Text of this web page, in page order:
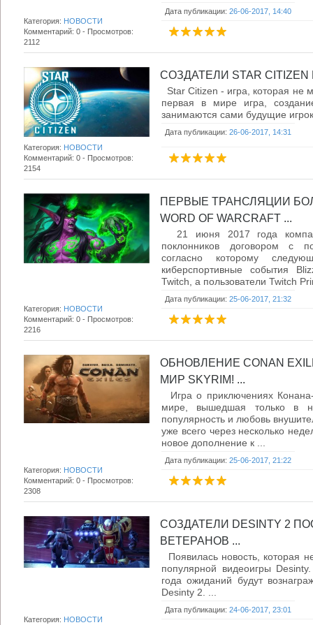
Дата публикации: 26-06-2017, 14:40
Категория: НОВОСТИ
Комментарий: 0 - Просмотров:
2112
СОЗДАТЕЛИ STAR
Star Citizen - игра, которая не
первая в мире игра,
занимаются сами будущие
Дата публикации: 26-06-2017, 14:31
Категория: НОВОСТИ
Комментарий: 0 - Просмотров:
2154
ПЕРВЫЕ ТРАНСЛЯЦИИ
WORD OF WARCRAFT ...
21 июня 2017 года
поклонников договором с
согласно которому
киберспортивные события
Twitch, а пользователи Twitch
Дата публикации: 25-06-2017, 21:32
Категория: НОВОСТИ
Комментарий: 0 - Просмотров:
2216
ОБНОВЛЕНИЕ CONAN
МИР SKYRIM! ...
Игра о приключениях
мире, вышедшая только в
популярность и любовь
уже всего через несколько
новое дополнение к ...
Дата публикации: 25-06-2017, 21:22
Категория: НОВОСТИ
Комментарий: 0 - Просмотров:
2308
СОЗДАТЕЛИ DESINTY 2
ВЕТЕРАНОВ ...
Появилась новость, которая
популярной видеоигры
года ожиданий будут
Desinty 2. ...
Дата публикации: 24-06-2017, 23:01
Категория: НОВОСТИ